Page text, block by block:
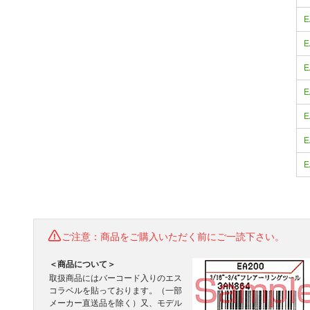
ご注意：商品をご購入いただく前にご一読下さい。
＜商品について＞
取扱商品にはバーコード入りのエス
コラベルを貼っております。（一部
メーカー直送品を除く）又、モデル